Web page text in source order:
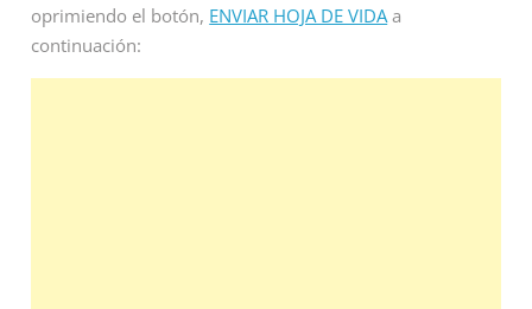
oprimiendo el botón, ENVIAR HOJA DE VIDAa
continuación: